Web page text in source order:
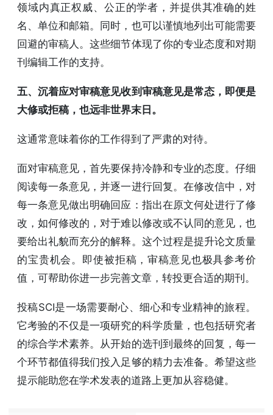
领域内真正权威、公正的学者，并提供其准确的姓
名、单位和邮箱。同时，也可以谨慎地列出可能需要
回避的审稿人。这些细节体现了你的专业态度和对期
刊编辑工作的支持。
五、沉着应对审稿意见收到审稿意见是常态，即便是
大修或拒稿，也远非世界末日。
这通常意味着你的工作得到了严肃的对待。
面对审稿意见，首先要保持冷静和专业的态度。仔细
阅读每一条意见，并逐一进行回复。在修改信中，对
每一条意见做出明确回应：指出在原文何处进行了修
改，如何修改的，对于难以修改或不认同的意见，也
要给出礼貌而充分的解释。这个过程是提升论文质量
的宝贵机会。即使被拒稿，审稿意见也极具参考价
值，可帮助你进一步完善文章，转投更合适的期刊。
投稿SCI是一场需要耐心、细心和专业精神的旅程。
它考验的不仅是一项研究的科学质量，也包括研究者
的综合学术素养。从开始的选刊到最终的回复，每一
个环节都值得我们投入足够的精力去准备。希望这些
提示能助您在学术发表的道路上更加从容稳健。